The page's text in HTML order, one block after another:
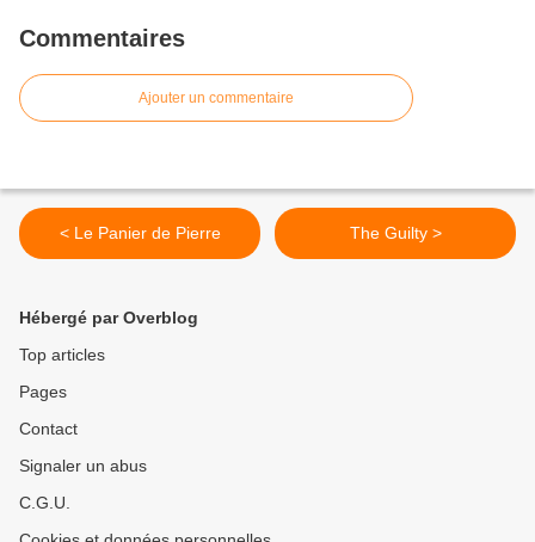
Commentaires
Ajouter un commentaire
< Le Panier de Pierre The Guilty >
Hébergé par Overblog
Top articles
Pages
Contact
Signaler un abus
C.G.U.